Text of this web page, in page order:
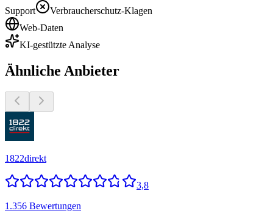
Support
Verbraucherschutz-Klagen
Web-Daten
KI-gestützte Analyse
Ähnliche Anbieter
1822direkt
3,8
1.356 Bewertungen